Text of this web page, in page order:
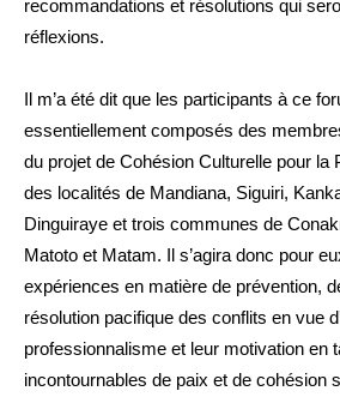
recommandations et résolutions qui
réflexions.
Il m’a été dit que les participants à ce
essentiellement composés des
du projet de Cohésion Culturelle pour la
des localités de Mandiana, Siguiri,
Dinguiraye et trois communes de
Matoto et Matam. Il s’agira donc pour
expériences en matière de prévention,
résolution pacifique des conflits en vue
professionnalisme et leur motivation en
incontournables de paix et de cohésion